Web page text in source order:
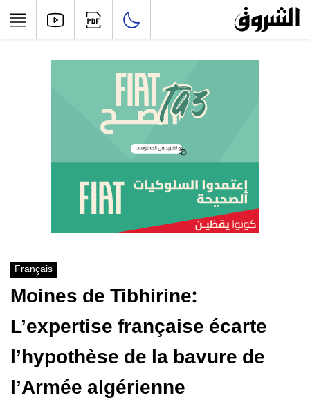
Français
Moines de Tibhirine:
L’expertise française écarte
l’hypothèse de la bavure de
l’Armée algérienne